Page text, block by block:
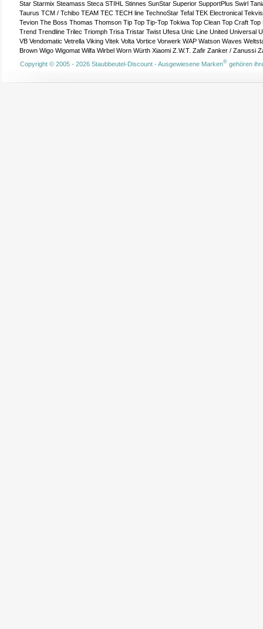
Star Starmix Steamass Steca STIHL Stinnes SunStar Superior SupportPlus Swirl
Taurus TCM / Tchibo TEAM TEC TECH line TechnoStar Tefal TEK Electronical Tekvis
Tevion The Boss Thomas Thomson Tip Top Tip-Top Tokiwa Top Clean Top Craft Top
Trend Trendline Trilec Triomph Trisa Tristar Twist Ufesa Unic Line United Universal
VB Vendomatic Vetrella Viking Vitek Volta Vortice Vorwerk WAP Watson Waves
Brown Wigo Wigomat Wilfa Wirbel Worn Würth Xiaomi Z.W.T. Zafir Zanker / Zanussi
Copyright © 2005 - 2026 Staubbeutel-Discount - Ausgewiesene Marken®gehören